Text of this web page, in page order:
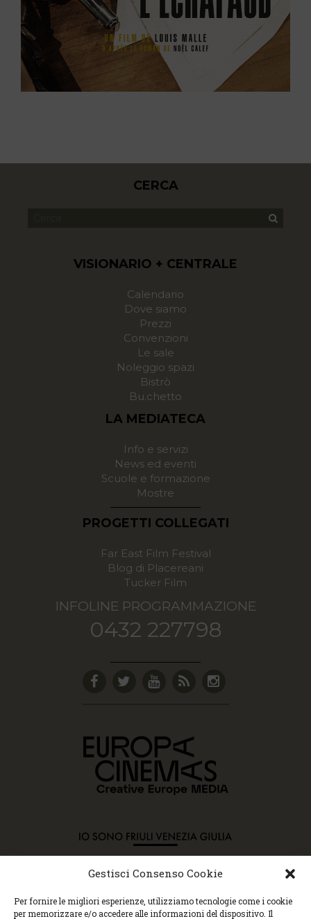
Gestisci Consenso Cookie
Per fornire le migliori esperienze, utilizziamo tecnologie come i cookie
per memorizzare e/o accedere alle informazioni del dispositivo. Il
CERCA
VISIONARIO + CENTRALE
Calendario
Dove siamo
Prezzi
Convenzioni
Le sale
Noleggio spazi
Bistrò
Bu.chetto
LA MEDIATECA
Info e servizi
News ed eventi
Scuole e formazione
Mostre
PROGETTI COLLEGATI
Far East Film Festival
Blog di Placereani
Tucker Film
INFOLINE PROGRAMMAZIONE
0432 227798
Copyright © 2015 Cec, Tutti i diritti riservati. Nessun
contenuto può essere copiato o manipolato. Accedendo al